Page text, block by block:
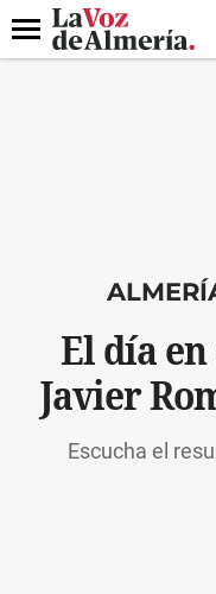
DESTACADO
Menú
El día
Javier
Escucha el